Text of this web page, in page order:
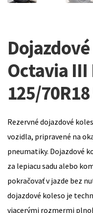
Octavia III
125/
Rezervné dojazdové
vozidla, pripravené na
pneumatiky. Dojazdové
za lepiacu sadu alebo
pokračovať v jazde bez
dojazdové koleso je
viacerými rozmermi